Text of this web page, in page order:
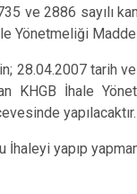
ve 2886 sayılı
Yönetmeliği
28.04.2007 tarih
KHGB İhale
yapılacaktır.
İhaleyi yapıp